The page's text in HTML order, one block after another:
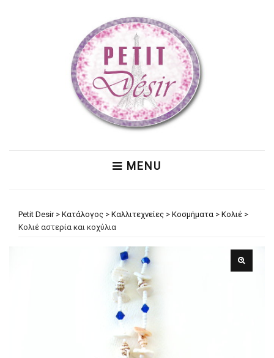
MENU
Petit Desir> Κατάλογος > Καλλιτεχνείες > Κοσμήματα > Κολιέ >
Κολιέ αστερία και κοχύλια